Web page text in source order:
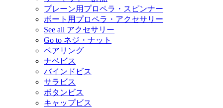
プレーン用プロペラ・スピンナー
ボート用プロペラ・アクセサリー
See all アクセサリー
Go to ネジ・ナット
ベアリング
ナベビス
バインドビス
サラビス
ボタンビス
キャップビス